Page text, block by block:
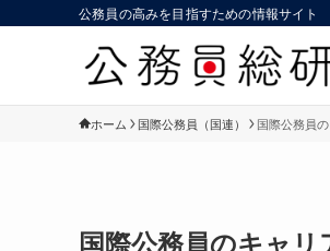
公務員の高みを目指すための情報サイト
ホーム 国際公務員（国連） 国際公務員
国際公務員のキャリ